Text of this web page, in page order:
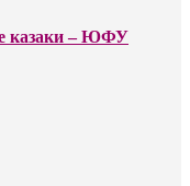
казаки – ЮФУ